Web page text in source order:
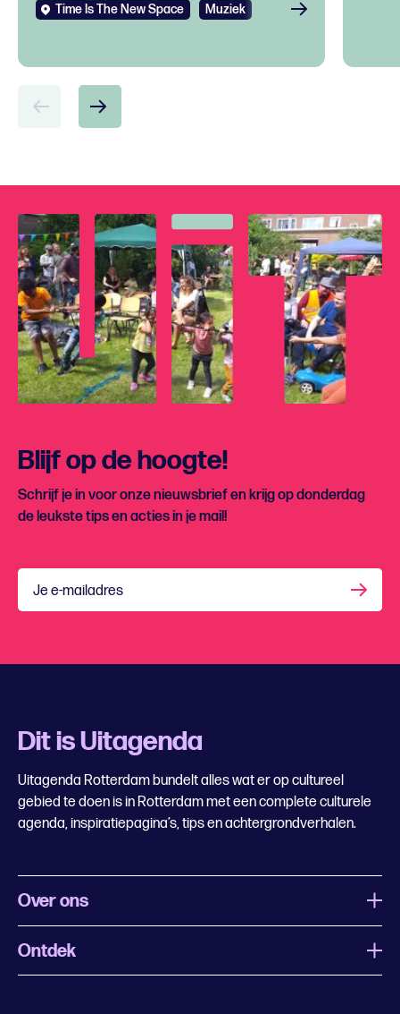
Time Is The New Space Muziek
Blijf op de hoogte!
Schrijf je in voor onze nieuwsbrief en krijg op donderdag
de leukste tips en acties in je mail!
Je e-mailadres
Dit is Uitagenda
Uitagenda Rotterdam bundelt alles wat er op cultureel
gebied te doen is in Rotterdam met een complete culturele
agenda, inspiratiepagina’s, tips en achtergrondverhalen.
Over ons
Wat is Uitagenda Rotterdam
Ontdek